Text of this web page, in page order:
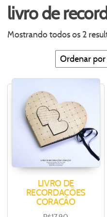
livro de
Mostrando todos os 2
LIVRO DE
RECORDAÇÕES
CORAÇÃO